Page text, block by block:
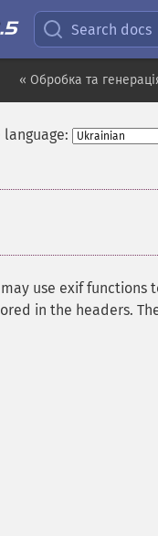
Search docs
« Обробка та
language:
use exif functions
in the headers.